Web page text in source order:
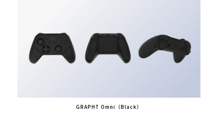
GRAPHT Omni（Black）